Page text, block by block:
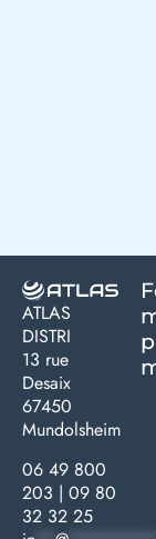
ATLAS
DISTRI
13 rue
Desaix
67450
Mundolsheim
06 49 800
203 | 09 80
32 32 25